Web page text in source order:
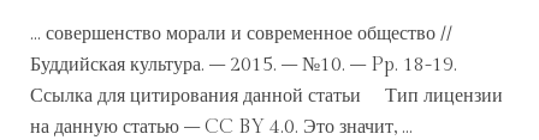
... совершенство морали и современное общество //
Буддийская культура. – 2015. – №10. – Pp. 18-19.
Ссылка для цитирования данной статьи Тип лицензии
на данную статью – CC BY 4.0. Это значит, ...